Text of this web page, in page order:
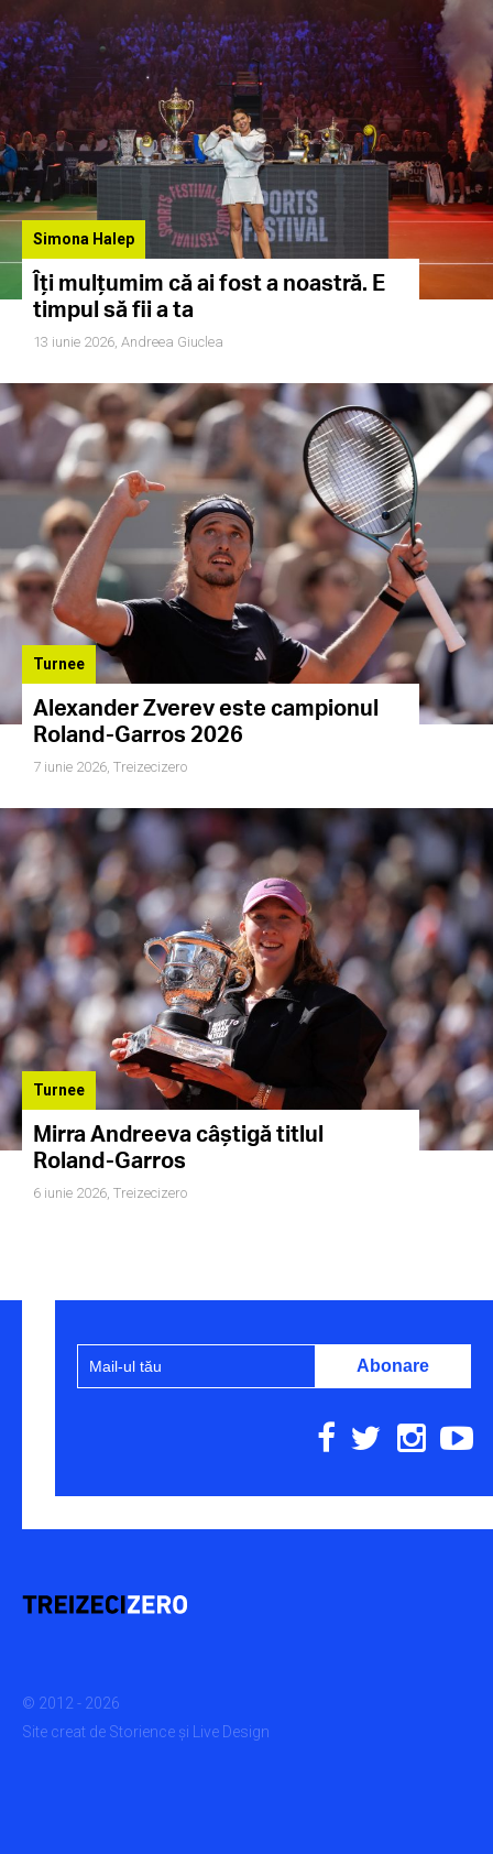
Simona Halep
Îți mulțumim că ai fost a noastră. E
timpul să fii a ta
13 iunie 2026, Andreea Giuclea
Turnee
Alexander Zverev este campionul
Roland-Garros 2026
7 iunie 2026, Treizecizero
Turnee
Mirra Andreeva câștigă titlul
Roland-Garros
6 iunie 2026, Treizecizero
© 2012 - 2026
Site creat de Storience și Live Design